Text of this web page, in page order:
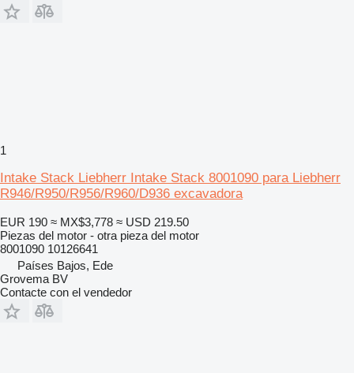
1
Intake Stack Liebherr Intake Stack 8001090 para Liebherr
R946/R950/R956/R960/D936 excavadora
EUR 190 ≈ MX$3,778 ≈ USD 219.50
Piezas del motor - otra pieza del motor
8001090 10126641
Países Bajos, Ede
Grovema BV
Contacte con el vendedor